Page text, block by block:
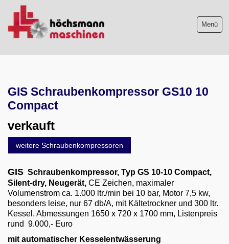
Menü
Maschinenankauf
Videos
Wir über uns
06103-9744-0
Email
GIS Schraubenkompressor GS10 10
Compact
verkauft
weitere Schraubenkompressoren
GIS Schraubenkompressor, Typ GS 10-10 Compact,
Silent-dry, Neugerät, CE Zeichen, maximaler
Volumenstrom ca. 1.000 ltr./min bei 10 bar, Motor 7,5 kw,
besonders leise, nur 67 db/A, mit Kältetrockner und 300 ltr.
Kessel, Abmessungen 1650 x 720 x 1700 mm, Listenpreis
rund 9.000,- Euro
mit automatischer Kesselentwässerung